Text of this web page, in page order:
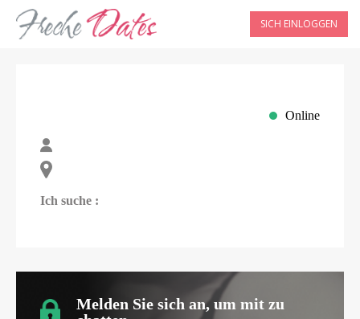
SICH EINLOGGEN
Online
Ich suche :
Melden Sie sich an, um mit zu